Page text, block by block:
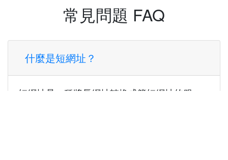
常見問題 FAQ
什麼是短網址？
短網址是一種將長網址轉換成簡短網址的服